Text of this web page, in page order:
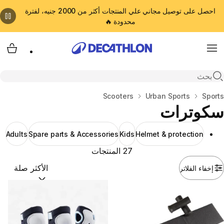
احصل على توصيل مجاني علي المنتجات أكثر من 2000 جنيه، لفترة
محدودة 🔥
Menu
Open search
المنزل
Sports
Urban Sports
Scooters
سكوترات
Helmet & protection
Kids
Spare parts & Accessories
Adults
إخفاء الفلاتر
27 المنتجات
ترتيب حسب: